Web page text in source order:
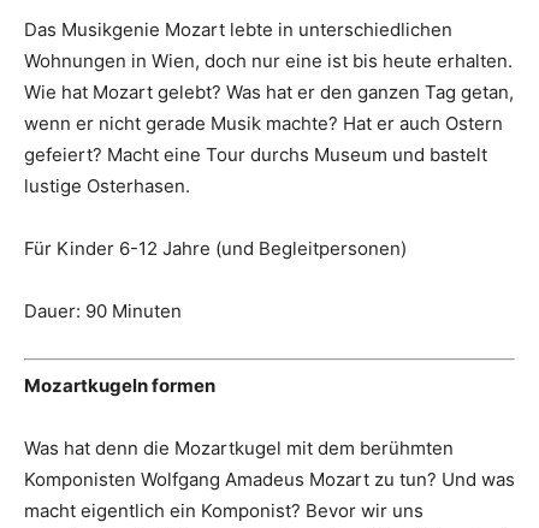
Das Musikgenie Mozart lebte in unterschiedlichen
Wohnungen in Wien, doch nur eine ist bis heute erhalten.
Wie hat Mozart gelebt? Was hat er den ganzen Tag getan,
wenn er nicht gerade Musik machte? Hat er auch Ostern
gefeiert? Macht eine Tour durchs Museum und bastelt
lustige Osterhasen.
Für Kinder 6-12 Jahre (und Begleitpersonen)
Dauer: 90 Minuten
Mozartkugeln formen
Was hat denn die Mozartkugel mit dem berühmten
Komponisten Wolfgang Amadeus Mozart zu tun? Und was
macht eigentlich ein Komponist? Bevor wir uns